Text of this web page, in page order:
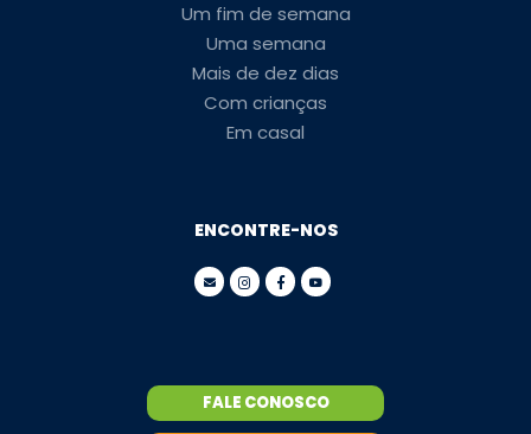
Um fim de semana
Uma semana
Mais de dez dias
Com crianças
Em casal
ENCONTRE-NOS
FALE CONOSCO